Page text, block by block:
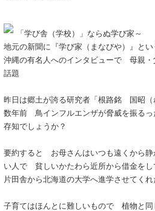
「学び舎（学校）」ならぬ学び家～
地元の新聞に『学び家（まなびや）』と
沖縄の有名人へのインタビューで 母親・
話題
昨日は郷土が誇る研究者「根路銘 国昭（
数年前 鳥インフルエンザが脅威を振る
存知でしょうか？
要約すると お母さんはいつも遠くから
い人で 貧しいかたわら近所から借金を
片田舎から北海道の大学へ進学させてく
子育てはほんとに難しいもので 植物と